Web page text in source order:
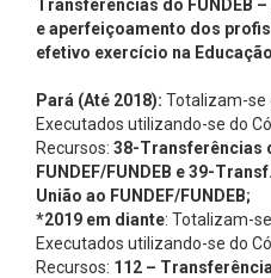
Transferências do FUNDEB
e aperfeiçoamento dos
efetivo exercício na
Pará (Até 2018): Totalizam-se
Executados utilizando-se do
Recursos: 38-Transferências
FUNDEF/FUNDEB e 39-
União ao FUNDEF/FUNDEB;
*2019 em diante: Totalizam-
Executados utilizando-se do
Recursos: 112 –